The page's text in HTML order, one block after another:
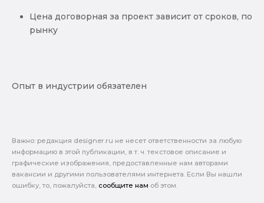
Цена договорная за проект зависит от сроков, по
рынку
Опыт в индустрии обязателен
Важно: pедакция designer.ru не несет ответственности за любую
информацию в этой публикации, в т. ч. текстовое описание и
графические изображения, предоставленные нам авторами
вакансии и другими пользователями интернета. Если Вы нашли
ошибку, то, пожалуйста, сообщите нам об этом.